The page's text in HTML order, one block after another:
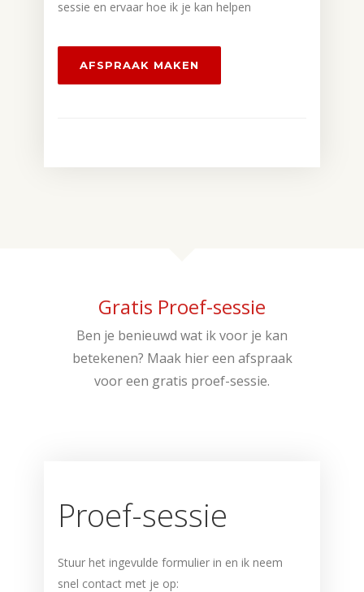
sessie en ervaar hoe ik je kan helpen
AFSPRAAK MAKEN
Gratis Proef-sessie
Ben je benieuwd wat ik voor je kan
betekenen? Maak hier een afspraak
voor een gratis proef-sessie.
Proef-sessie
Stuur het ingevulde formulier in en ik neem
snel contact met je op: